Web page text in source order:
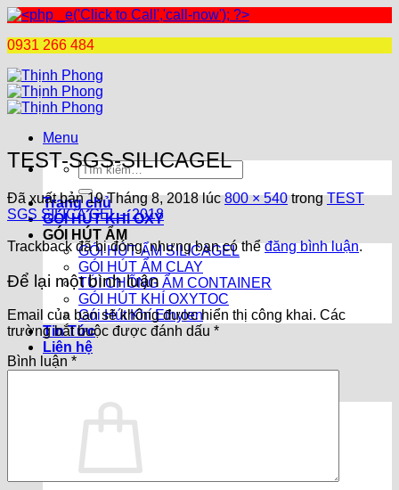
0931 266 484
Chuyển
đến
nội
Menu
Tìm
kiếm:
Trang chủ
GÓI HÚT KHÍ OXY
GÓI HÚT ẨM
GÓI HÚT ẨM SILICAGEL
GÓI HÚT ẨM CLAY
TÚI CHỐNG ẨM CONTAINER
GÓI HÚT KHÍ OXYTOC
Gói Hút Khí Ethylen
Tin Tức
Liên hệ
TEST-SGS-SILICAGEL
Đã xuất bản19 Tháng 8, 2018lúc800 × 540trongTEST
SGS SILICA GEL – 2018
Trackback đã bị đóng, nhưng bạn có thểđăng bình luận.
Để lại một bình luận
Email của bạn sẽ không được hiển thị công khai. Các
trường bắt buộc được đánh dấu *
Bình luận *